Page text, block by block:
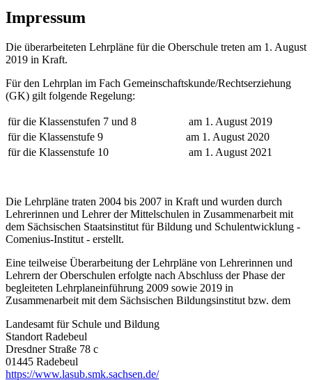
Impressum
Die überarbeiteten Lehrpläne für die Oberschule treten am 1. August
2019 in Kraft.
Für den Lehrplan im Fach Gemeinschaftskunde/Rechtserziehung
(GK) gilt folgende Regelung:
für die Klassenstufen 7 und 8
am 1. August 2019
für die Klassenstufe 9
am 1. August 2020
für die Klassenstufe 10
am 1. August 2021
Die Lehrpläne traten 2004 bis 2007 in Kraft und wurden durch
Lehrerinnen und Lehrer der Mittelschulen in Zusammenarbeit mit
dem Sächsischen Staatsinstitut für Bildung und Schulentwicklung -
Comenius-Institut - erstellt.
Eine teilweise Überarbeitung der Lehrpläne von Lehrerinnen und
Lehrern der Oberschulen erfolgte nach Abschluss der Phase der
begleiteten Lehrplaneinführung 2009 sowie 2019 in
Zusammenarbeit mit dem Sächsischen Bildungsinstitut bzw. dem
Landesamt für Schule und Bildung
Standort Radebeul
Dresdner Straße 78 c
01445 Radebeul
https://www.lasub.smk.sachsen.de/